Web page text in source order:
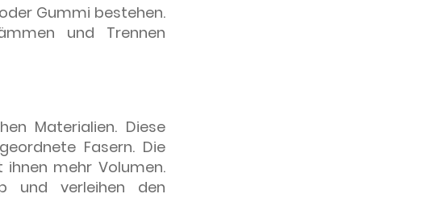
Gummi bestehen.
und Trennen
Materialien. Diese
Fasern. Die
mehr Volumen.
und verleihen den